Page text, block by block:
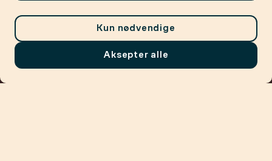
Meny
Kun nødvendige
Aksepter alle